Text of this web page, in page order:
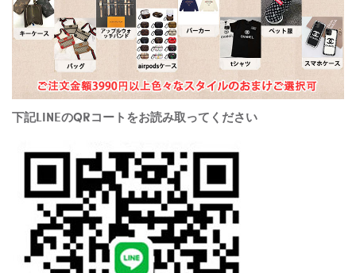
下記LINEのQRコートをお読み取ってください